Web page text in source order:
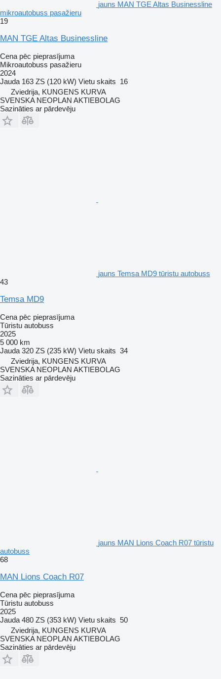
jauns MAN TGE Altas Businessline
mikroautobuss pasažieru
19
MAN TGE Altas Businessline
Cena pēc pieprasījuma
Mikroautobuss pasažieru
2024
Jauda 163 ZS (120 kW) Vietu skaits 16
Zviedrija, KUNGENS KURVA
SVENSKA NEOPLAN AKTIEBOLAG
Sazināties ar pārdevēju
jauns Temsa MD9 tūristu autobuss
43
Temsa MD9
Cena pēc pieprasījuma
Tūristu autobuss
2025
5 000 km
Jauda 320 ZS (235 kW) Vietu skaits 34
Zviedrija, KUNGENS KURVA
SVENSKA NEOPLAN AKTIEBOLAG
Sazināties ar pārdevēju
jauns MAN Lions Coach R07 tūristu
autobuss
68
MAN Lions Coach R07
Cena pēc pieprasījuma
Tūristu autobuss
2025
Jauda 480 ZS (353 kW) Vietu skaits 50
Zviedrija, KUNGENS KURVA
SVENSKA NEOPLAN AKTIEBOLAG
Sazināties ar pārdevēju